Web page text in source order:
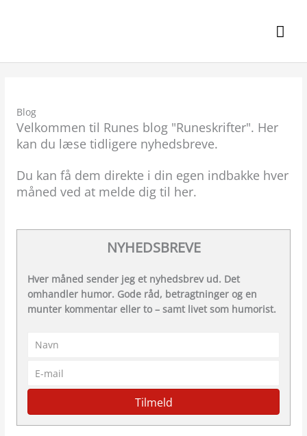
Blog
Velkommen til Runes blog "Runeskrifter". Her
kan du læse tidligere nyhedsbreve.
Du kan få dem direkte i din egen indbakke hver
måned ved at melde dig til her.
NYHEDSBREVE
Hver måned sender jeg et nyhedsbrev ud. Det
omhandler humor. Gode råd, betragtninger og en
munter kommentar eller to – samt livet som humorist.
Tilmeld